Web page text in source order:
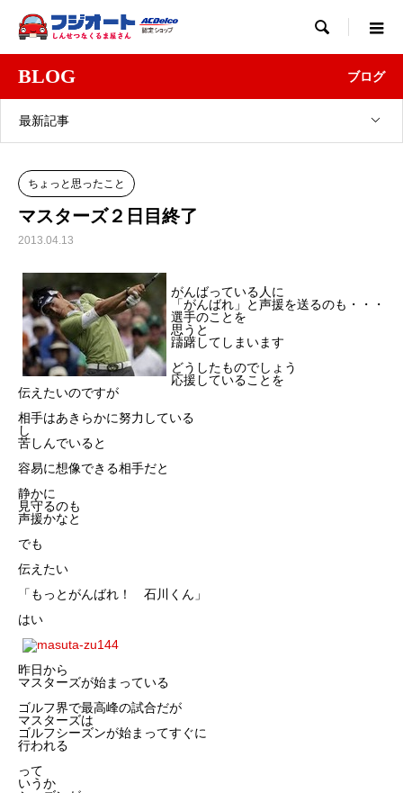

BLOG ブログ
最新記事
ちょっと思ったこと
マスターズ２日目終了
2013.04.13
がんばっている人に
「がんばれ」と声援を送るのも・・・
選手のことを
思うと
躊躇してしまいます
どうしたものでしょう
応援していることを
伝えたいのですが
相手はあきらかに努力している
し
苦しんでいると
容易に想像できる相手だと
静かに
見守るのも
声援かなと
でも
伝えたい
「もっとがんばれ！ 石川くん」
はい
昨日から
マスターズが始まっている
ゴルフ界で最高峰の試合だが
マスターズは
ゴルフシーズンが始まってすぐに
行われる
って
いうか